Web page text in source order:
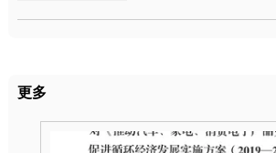
更多